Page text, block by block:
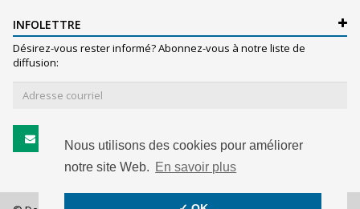
Nous utilisons des cookies pour améliorer
notre site Web. En savoir plus
INFOLETTRE
Désirez-vous rester informé? Abonnez-vous à notre liste de
diffusion:
S'abonner